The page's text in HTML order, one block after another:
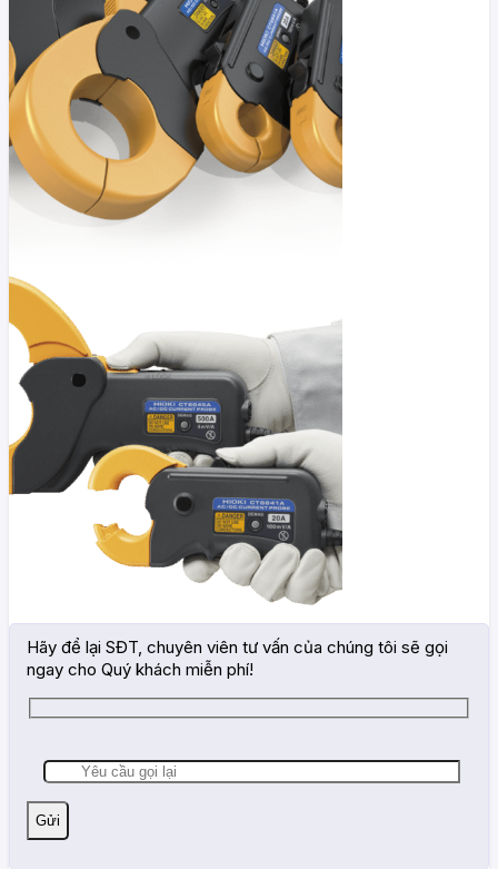
Hãy để lại SĐT, chuyên viên tư vấn của chúng tôi sẽ gọi
ngay cho Quý khách miễn phí!